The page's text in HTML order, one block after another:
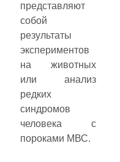
представляют
собой
результаты
экспериментов
на животных
или анализ
редких
синдромов
человека с
пороками МВС.